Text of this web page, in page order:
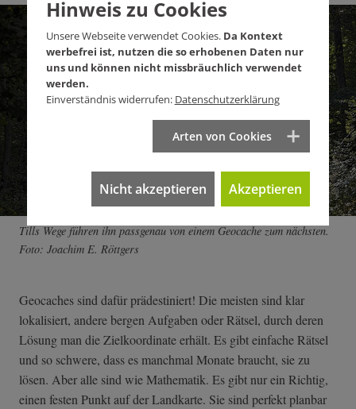
Tills Wege führen ihn passgenau von einem Geocache zum nächsten.
Foto: Joachim E. Röttgers
Geocaches sind dafür prädestiniert! Die meisten sind klar
lokalisiert, andere bergen Aufgaben oder Rätsel, durch deren
Lösung man die Zielkoordinate erhält. Es gibt einfache Rätsel
und so schwere, dass es manchmal Monate braucht, sie zu
lösen. Aber alle sind wie Mathematik. Es gibt nur ein Richtig,
einen festen Punkt auf der Landkarte. Sie sind perfekt planbar
Hinweis zu Cookies
Unsere Webseite verwendet Cookies. Da Kontext
werbefrei ist, nutzen die so erhobenen Daten nur
uns und können nicht missbräuchlich verwendet
werden.
Einverständnis widerrufen: Datenschutzerklärung
Arten von Cookies
Nicht akzeptieren Akzeptieren